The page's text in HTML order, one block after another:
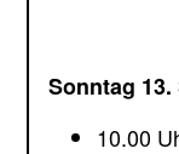
Sonntag 13.
10.00